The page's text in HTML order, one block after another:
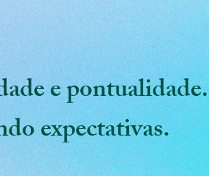
e pontualidade.
expectativas.